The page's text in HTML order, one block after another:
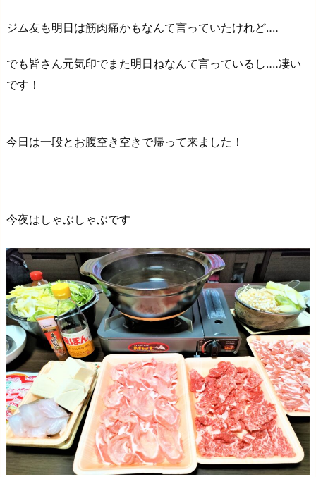
ジム友も明日は筋肉痛かもなんて言っていたけれど‥‥
でも皆さん元気印でまた明日ねなんて言っているし‥‥凄い
です！
今日は一段とお腹空き空きで帰って来ました！
今夜はしゃぶしゃぶです